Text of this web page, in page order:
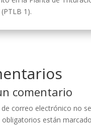
1).
comentario
correo electrónico no
están